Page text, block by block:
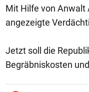
Mit Hilfe von Anwalt
angezeigte
Jetzt soll die
Begräbniskosten